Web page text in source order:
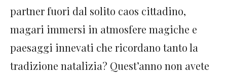
partner fuori dal solito caos cittadino,
magari immersi in atmosfere magiche e
paesaggi innevati che ricordano tanto la
tradizione natalizia? Quest’anno non avete